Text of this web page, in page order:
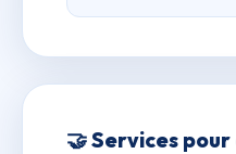
🤝 Services